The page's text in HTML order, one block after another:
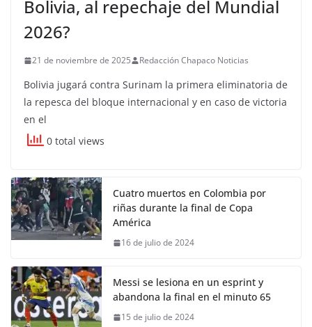
Bolivia, al repechaje del Mundial
2026?
21 de noviembre de 2025 Redacción Chapaco Noticias
Bolivia jugará contra Surinam la primera eliminatoria de
la repesca del bloque internacional y en caso de victoria
en el
0 total views
Cuatro muertos en Colombia por
riñas durante la final de Copa
América
16 de julio de 2024
Messi se lesiona en un esprint y
abandona la final en el minuto 65
15 de julio de 2024